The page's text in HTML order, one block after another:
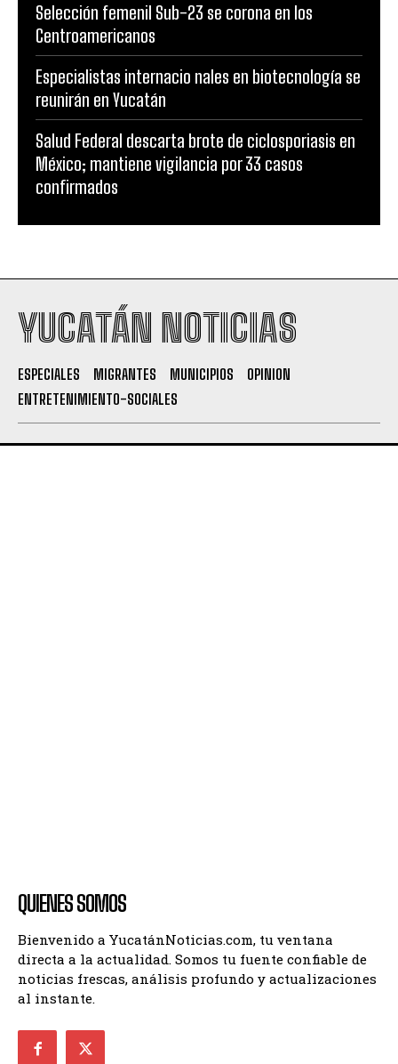
Selección femenil Sub-23 se corona en los
Centroamericanos
Especialistas internacio nales en biotecnología se
reunirán en Yucatán
Salud Federal descarta brote de ciclosporiasis en
México; mantiene vigilancia por 33 casos
confirmados
YUCATÁN NOTICIAS
ESPECIALES MIGRANTES MUNICIPIOS
OPINION
ENTRETENIMIENTO-SOCIALES
QUIENES SOMOS
Bienvenido a YucatánNoticias.com, tu ventana
directa a la actualidad. Somos tu fuente confiable de
noticias frescas, análisis profundo y actualizaciones
al instante.